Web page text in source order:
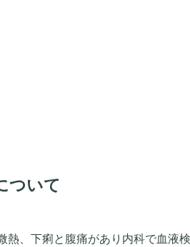
ついて
、下痢と腹痛があり内科で血液検